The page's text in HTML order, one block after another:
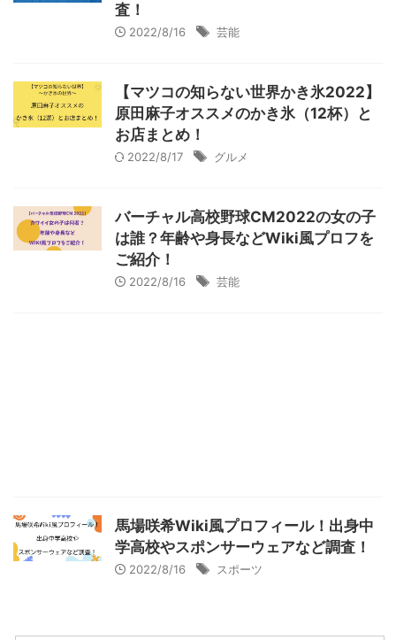
査！
2022/8/16 芸能
【マツコの知らない世界かき氷2022】
原田麻子オススメのかき氷（12杯）と
お店まとめ！
2022/8/17 グルメ
バーチャル高校野球CM2022の女の子
は誰？年齢や身長などWiki風プロフを
ご紹介！
2022/8/16 芸能
馬場咲希Wiki風プロフィール！出身中
学高校やスポンサーウェアなど調査！
2022/8/16 スポーツ